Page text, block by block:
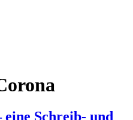
Schreib- und